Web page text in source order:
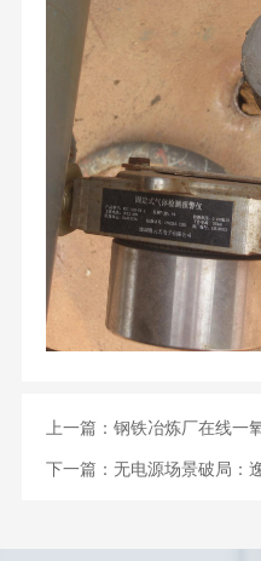
上一篇： 钢铁冶炼厂在线一
下一篇： 无电源场景破局：逸云天